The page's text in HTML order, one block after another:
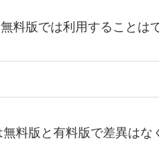
料版では利用することは
料版と有料版で差異は